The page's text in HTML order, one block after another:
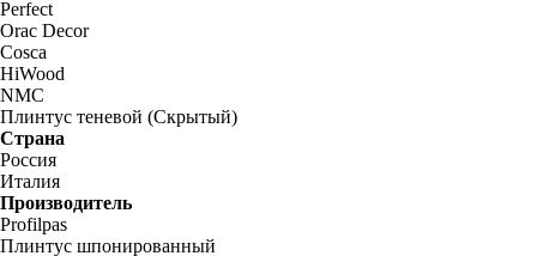
Perfect
Orac Decor
Cosca
HiWood
NMC
Плинтус теневой (Скрытый)
Страна
Россия
Италия
Производитель
Profilpas
Плинтус шпонированный